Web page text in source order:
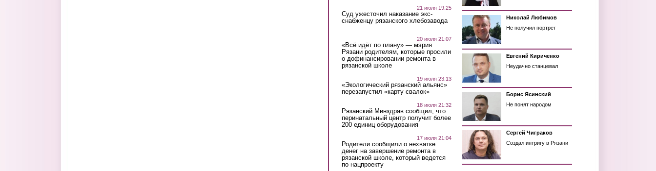
21 июля 19:25
Суд ужесточил наказание экс-
снабженцу рязанского хлебозавода
20 июля 21:07
«Всё идёт по плану» — мэрия
Рязани родителям, которые просили
о дофинансировании ремонта в
рязанской школе
19 июля 23:13
«Экологический рязанский альянс»
перезапустил «карту свалок»
18 июля 21:32
Рязанский Минздрав сообщил, что
перинатальный центр получит более
200 единиц оборудования
17 июля 21:04
Родители сообщили о нехватке
денег на завершение ремонта в
рязанской школе, который ведется
по нацпроекту
Николай Любимов
Не получил портрет
Евгений Кириченко
Неудачно станцевал
Борис Ясинский
Не понят народом
Сергей Чиграков
Создал интригу в Рязани